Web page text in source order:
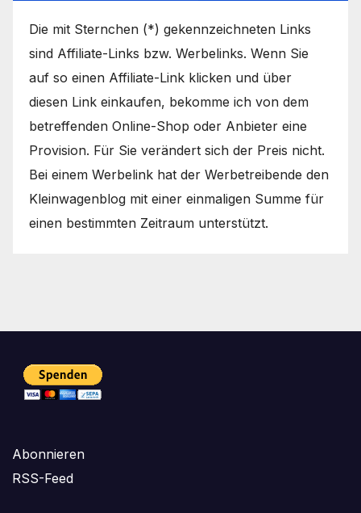
Die mit Sternchen (*) gekennzeichneten Links
sind Affiliate-Links bzw. Werbelinks. Wenn Sie
auf so einen Affiliate-Link klicken und über
diesen Link einkaufen, bekomme ich von dem
betreffenden Online-Shop oder Anbieter eine
Provision. Für Sie verändert sich der Preis nicht.
Bei einem Werbelink hat der Werbetreibende den
Kleinwagenblog mit einer einmaligen Summe für
einen bestimmten Zeitraum unterstützt.
Abonnieren
RSS-Feed